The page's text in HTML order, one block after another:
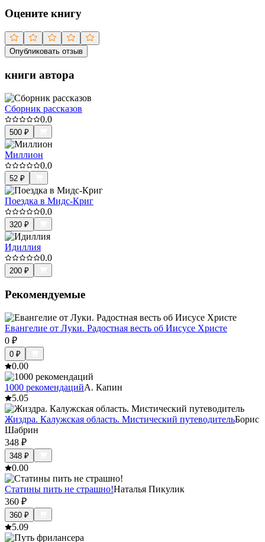
Оцените книгу
Опубликовать отзыв
книги автора
Сборник рассказов
0.0
500 ₽
Миллион
0.0
52 ₽
Поездка в Мидс-Криг
0.0
320 ₽
Идиллия
0.0
200 ₽
Рекомендуемые
Евангелие от Луки. Радостная весть об Иисусе Христе
0 ₽
0 ₽
0.00
1000 рекомендацийА. Капин
5.05
Жиздра. Калужская область. Мистический путеводительБорис
Шабрин
348 ₽
348 ₽
0.00
Статины пить не страшно!Наталья Пикулик
360 ₽
360 ₽
5.09